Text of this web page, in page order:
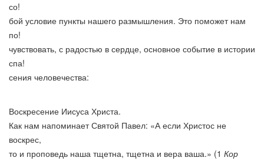
со!
бой условие пункты нашего размышления. Это поможет нам
по!
чувствовать, с радостью в сердце, основное событие в истории
спа!
сения человечества:
Воскресение Иисуса Христа.
Как нам напоминает Святой Павел: «А если Христос не
воскрес,
то и проповедь наша тщетна, тщетна и вера ваша.» (1 Кор